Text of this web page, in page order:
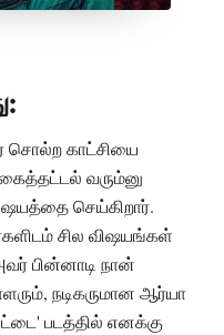
சொல்ற காட்சியை
வரும்னு
செய்கிறார்.
சில விஷயங்கள்
பின்னாடி நான்
நடிகருமான ஆர்யா
படத்தில் எனக்கு